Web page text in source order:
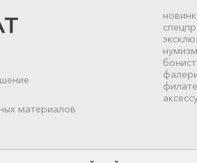
материалов